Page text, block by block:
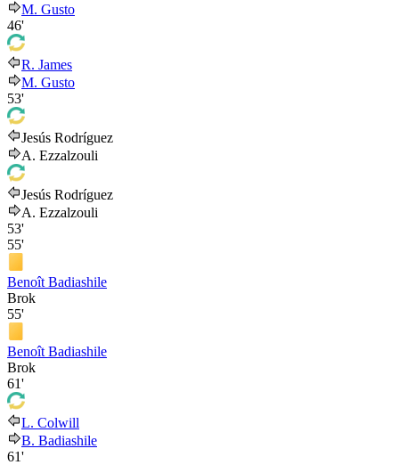
M. Gusto
46'
R. James
M. Gusto
53'
Jesús Rodríguez
A. Ezzalzouli
Jesús Rodríguez
A. Ezzalzouli
53'
55'
Benoît Badiashile
Brok
55'
Benoît Badiashile
Brok
61'
L. Colwill
B. Badiashile
61'